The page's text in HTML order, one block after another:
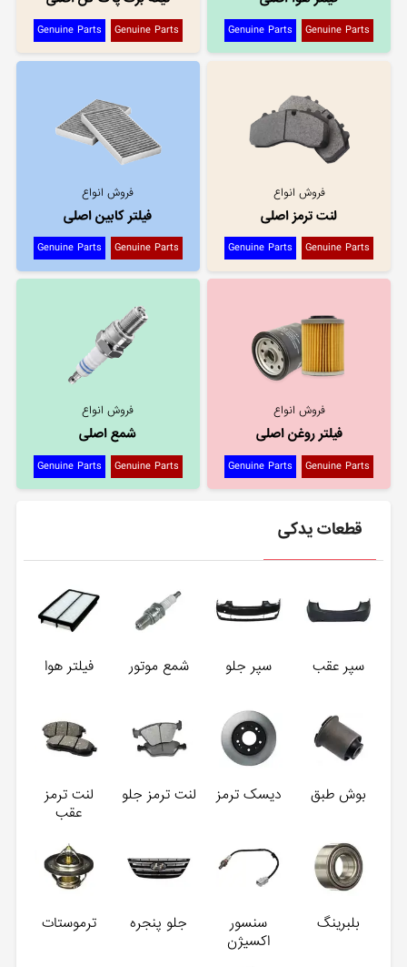
Genuine Parts
Genuine Parts
Genuine Parts
Genuine Parts
فروش انواع
لنت ترمز اصلی
Genuine Parts
Genuine Parts
فروش انواع
فیلتر کابین اصلی
Genuine Parts
Genuine Parts
فروش انواع
فیلتر روغن اصلی
Genuine Parts
Genuine Parts
فروش انواع
شمع اصلی
Genuine Parts
Genuine Parts
قطعات یدکی
سپر عقب سپر جلو شمع موتور فیلتر هوا
بوش طبق دیسک ترمز لنت ترمز جلو
لنت ترمز
عقب
بلبرینگ
سنسور
اکسیژن
جلو پنجره ترموستات